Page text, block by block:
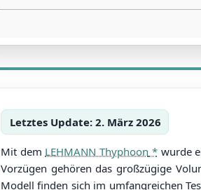
Bosch Serie 6 BGC41XSIL Staubsauger
3. Vergleichstabelle mit allen Produktdetails
Letztes Update: 2. März 2026
Mit dem LEHMANN Thyphoon
wurde
Vorzügen gehören das großzügige
Modell finden sich im umfangreichen